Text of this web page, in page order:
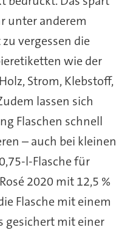
unter anderem
vergessen die
wie der
Strom, Klebstoff,
lassen sich
Flaschen schnell
– auch bei kleinen
l-Flasche für
2020 mit 12,5 %
Flasche mit einem
gesichert mit einer